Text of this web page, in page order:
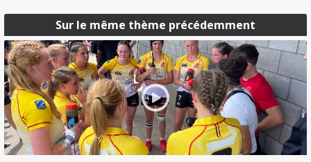
Sur le même thème précédemment